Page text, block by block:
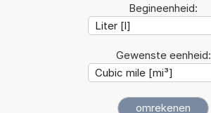
Begineenheid:
Gewenste eenheid: